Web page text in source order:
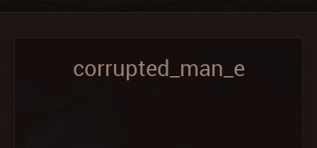
corrupted_man_e